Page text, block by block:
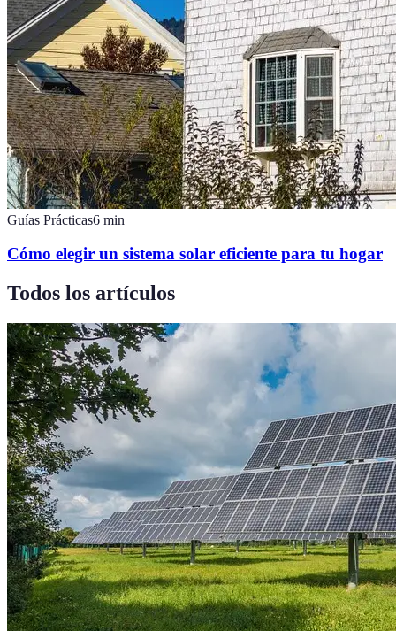
Guías Prácticas6 min
Cómo elegir un sistema solar eficiente para tu hogar
Todos los artículos